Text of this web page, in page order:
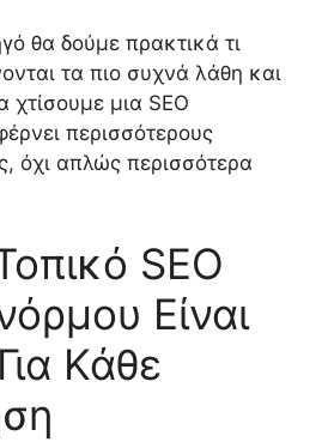
θα δούμε πρακτικά τι
τα πιο συχνά λάθη και
μια SEO
περισσότερους
όχι απλώς περισσότερα
SEO
Είναι
Κάθε